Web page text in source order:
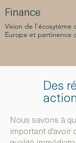
Finance
Vision de
Europe et pertinence
Des
Nous savons à
important d'avoir